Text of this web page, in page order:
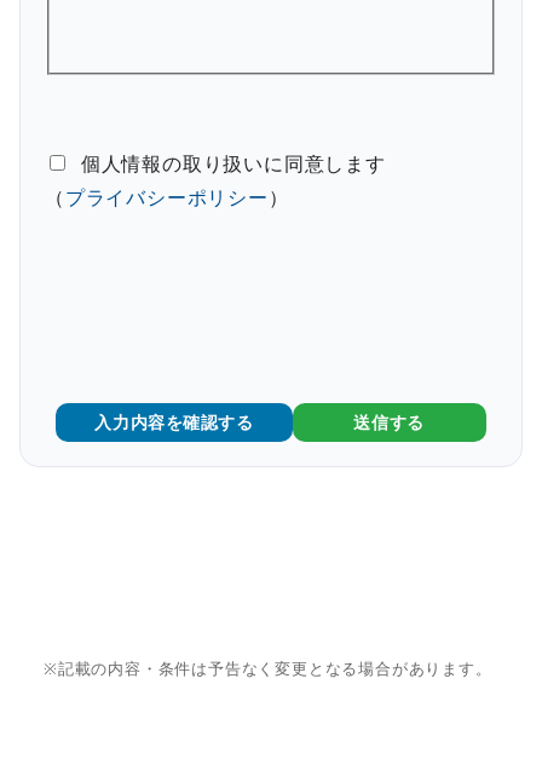
個人情報の取り扱いに同意します
（プライバシーポリシー）
※記載の内容・条件は予告なく変更となる場合があります。